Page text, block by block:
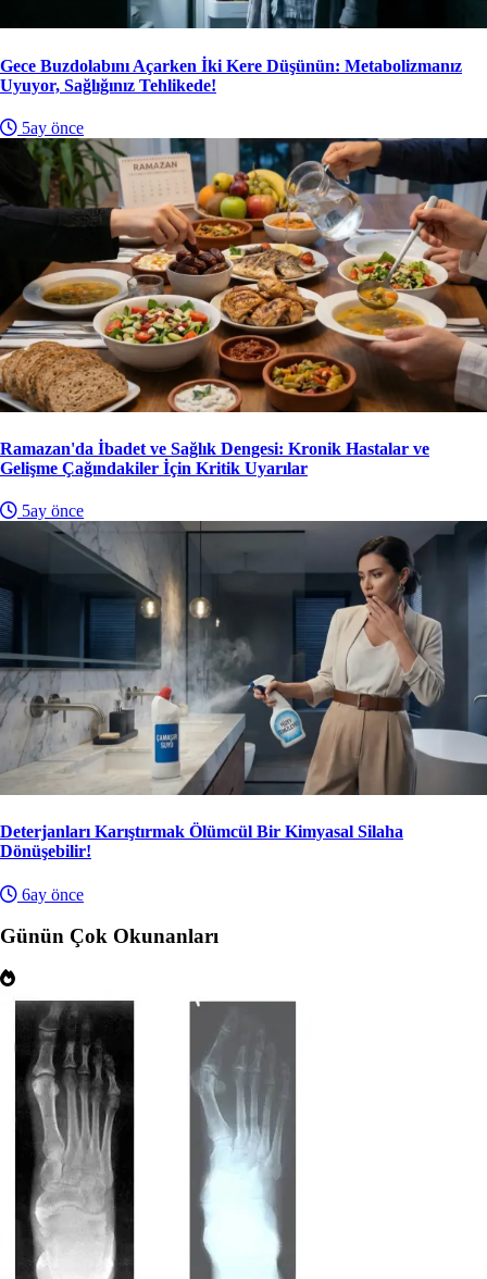
Gece Buzdolabını Açarken İki Kere Düşünün: Metabolizmanız
Uyuyor, Sağlığınız Tehlikede!
5ay önce
Ramazan'da İbadet ve Sağlık Dengesi: Kronik Hastalar ve
Gelişme Çağındakiler İçin Kritik Uyarılar
5ay önce
Deterjanları Karıştırmak Ölümcül Bir Kimyasal Silaha
Dönüşebilir!
6ay önce
Günün Çok Okunanları